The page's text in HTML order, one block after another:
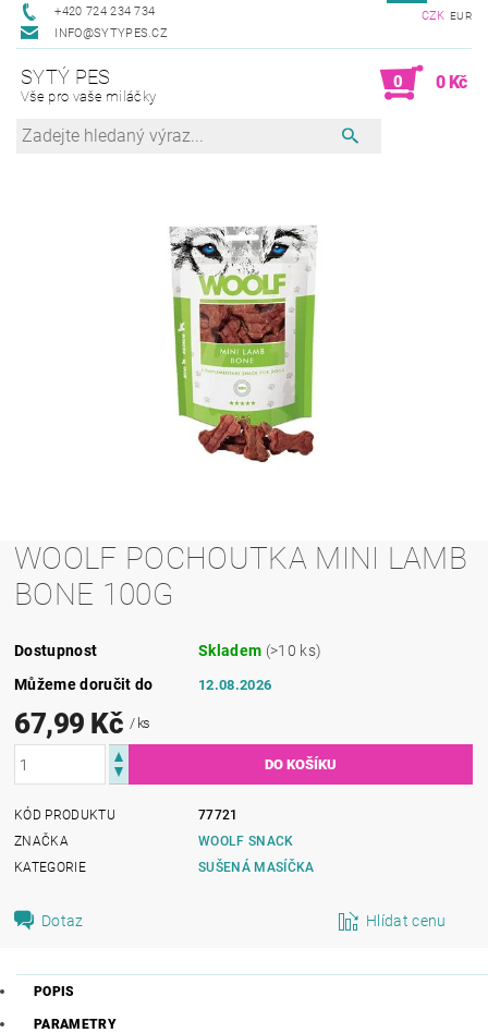
+420 724 234 734
INFO@SYTYPES.CZ
CZK EUR
SYTÝ PES
Vše pro vaše miláčky
0 0 Kč
WOOLF POCHOUTKA MINI LAMB
BONE 100G
Dostupnost Skladem (>10 ks)
Můžeme doručit do
12.08.2026
67,99 Kč / ks
KÓD PRODUKTU
77721
ZNAČKA
WOOLF SNACK
KATEGORIE
SUŠENÁ MASÍČKA
Dotaz Hlídat cenu
POPIS
PARAMETRY